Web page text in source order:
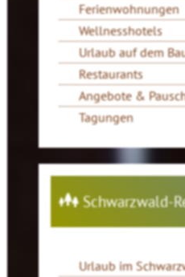
Ferienwohnungen
Wellnesshotels
Urlaub auf dem
Restaurants
Angebote &
Tagungen
Schwarzwald-
Urlaub im